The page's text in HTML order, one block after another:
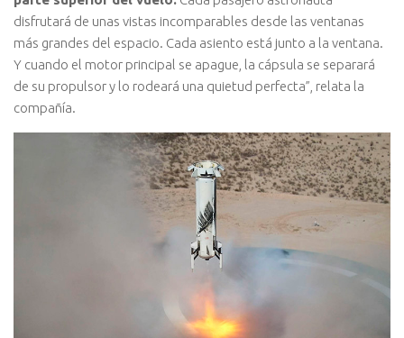
disfrutará de unas vistas incomparables desde las ventanas
más grandes del espacio. Cada asiento está junto a la ventana.
Y cuando el motor principal se apague, la cápsula se separará
de su propulsor y lo rodeará una quietud perfecta”, relata la
compañía.